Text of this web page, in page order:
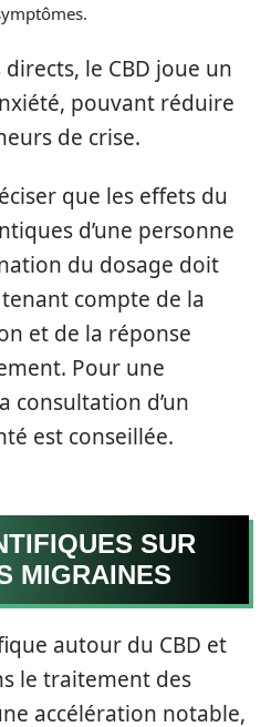
le CBD joue un
pouvant réduire
de crise.
que les effets du
d’une personne
du dosage doit
compte de la
et de la réponse
Pour une
consultation d’un
est conseillée.
SUR
MIGRAINES
autour du CBD et
le traitement des
accélération notable,